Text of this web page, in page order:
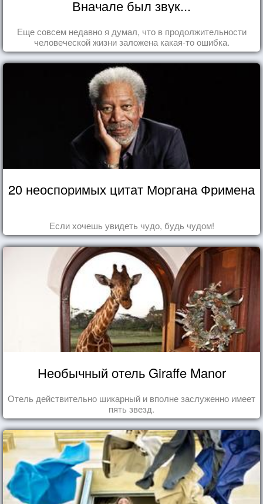
Вначале был звук...
Еще совсем недавно я думал, что в продолжительности
человеческой жизни заложена какая-то ошибка.
20 неоспоримых цитат Моргана Фримена
Если хочешь увидеть чудо, будь чудом!
Необычный отель Giraffe Manor
Отель действительно шикарный и вполне заслуженно имеет
пять звезд.